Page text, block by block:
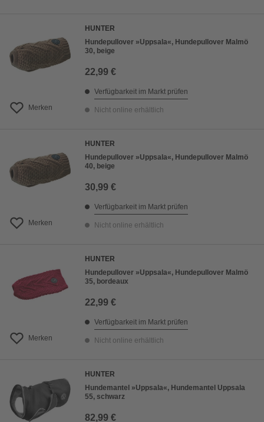
Merken
HUNTER
Hundepullover »Uppsala«, Hundepullover Malmö
30, beige
22,99 €
Verfügbarkeit im Markt prüfen
Nicht online erhältlich
Merken
HUNTER
Hundepullover »Uppsala«, Hundepullover Malmö
40, beige
30,99 €
Verfügbarkeit im Markt prüfen
Nicht online erhältlich
Merken
HUNTER
Hundepullover »Uppsala«, Hundepullover Malmö
35, bordeaux
22,99 €
Verfügbarkeit im Markt prüfen
Nicht online erhältlich
HUNTER
Hundemantel »Uppsala«, Hundemantel Uppsala
55, schwarz
82,99 €